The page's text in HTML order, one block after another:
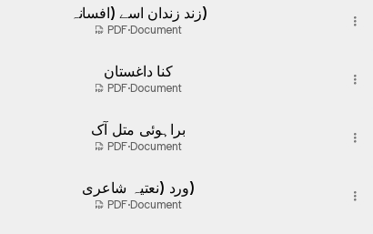
زند زندان اسے (افسانہ)
PDF·Document
کنا داغستان
PDF·Document
براہوئی متل آک
PDF·Document
ورد (نعتیہ شاعری)
PDF·Document